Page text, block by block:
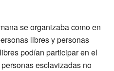
se organizaba como en
libres y personas
podían participar en el
esclavizadas no